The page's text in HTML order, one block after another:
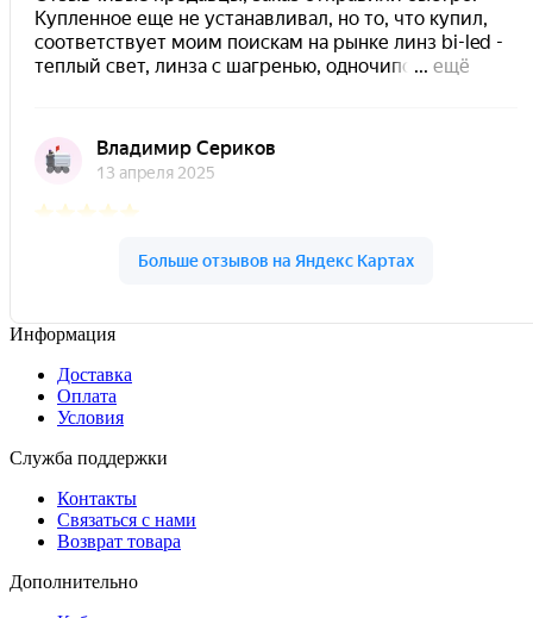
Информация
Доставка
Оплата
Условия
Служба поддержки
Контакты
Связаться с нами
Возврат товара
Дополнительно